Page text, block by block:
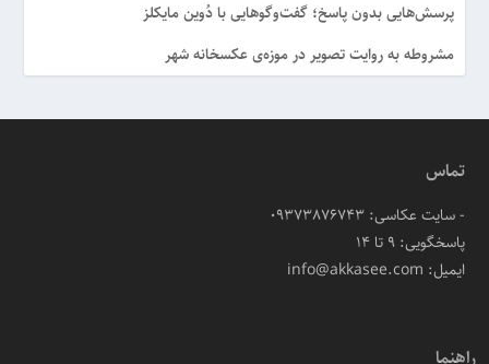
پرسش‌هایی بدون پاسخ؛ گفت‌وگوهایی با دُوین مایکلز
مشروطه به روایت تصویر در موزه‌ی عکسخانه شهر
تماس
- سایت عکاسی: 09373876743
پاسخگویی: ۹ تا ۱۴
ایمیل: info@akkasee.com
راهنما